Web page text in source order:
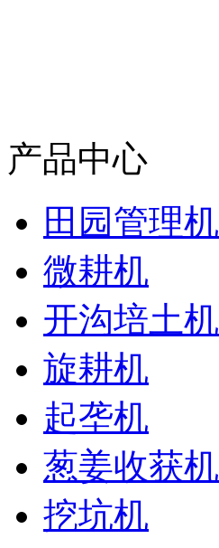
产品中心
田园管理机
微耕机
开沟培土机
旋耕机
起垄机
葱姜收获机
挖坑机